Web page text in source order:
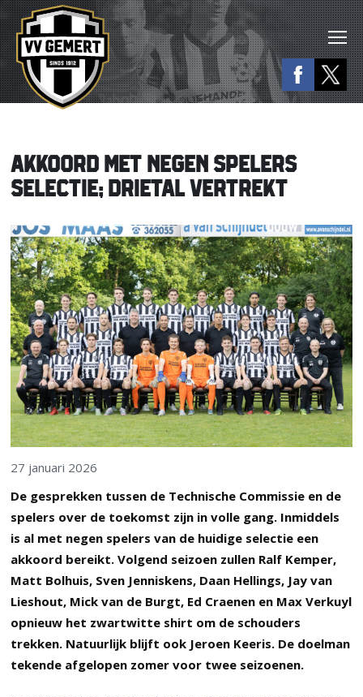
AKKOORD MET NEGEN SPELERS
SELECTIE; DRIETAL VERTREKT
27 januari 2026
De gesprekken tussen de Technische Commissie en de
spelers over de toekomst zijn in volle gang. Inmiddels
is al met negen spelers van de huidige selectie een
akkoord bereikt. Volgend seizoen zullen Ralf Kemper,
Matt Bolhuis, Sven Jenniskens, Daan Hellings, Jay van
Lieshout, Mick van de Burgt, Ed Craenen en Max Verkuyl
opnieuw het zwartwitte shirt om de schouders
trekken. Natuurlijk blijft ook Jeroen Keeris. De doelman
tekende afgelopen zomer voor twee seizoenen.